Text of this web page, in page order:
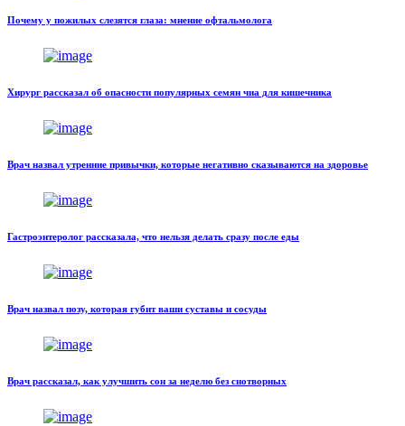
Почему у пожилых слезятся глаза: мнение офтальмолога
Хирург рассказал об опасности популярных семян чиа для кишечника
Врач назвал утренние привычки, которые негативно сказываются на здоровье
Гастроэнтеролог рассказала, что нельзя делать сразу после еды
Врач назвал позу, которая губит ваши суставы и сосуды
Врач рассказал, как улучшить сон за неделю без снотворных